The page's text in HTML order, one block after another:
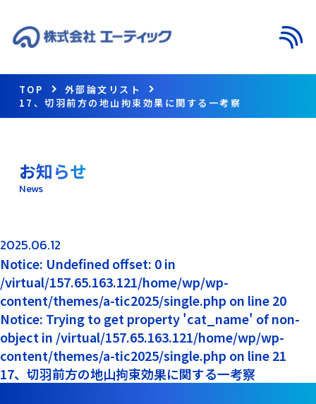
TOP
外部論文リスト
17、切羽前方の地山拘束効果に関する一考察
お知らせ
News
2025.06.12
Notice: Undefined offset: 0 in
/virtual/157.65.163.121/home/wp/wp-
content/themes/a-tic2025/single.php on line 20
Notice: Trying to get property 'cat_name' of non-
object in /virtual/157.65.163.121/home/wp/wp-
content/themes/a-tic2025/single.php on line 21
17、切羽前方の地山拘束効果に関する一考察